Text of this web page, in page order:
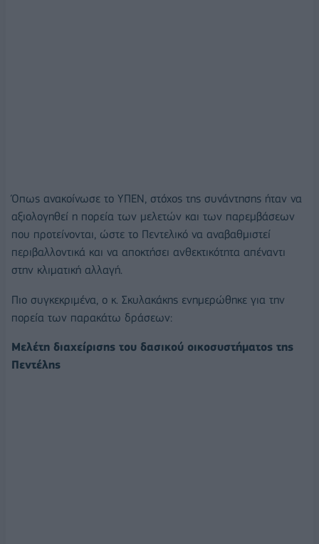
Όπως ανακοίνωσε το ΥΠΕΝ, στόχος της συνάντησης ήταν να
αξιολογηθεί η πορεία των μελετών και των παρεμβάσεων
που προτείνονται, ώστε το Πεντελικό να αναβαθμιστεί
περιβαλλοντικά και να αποκτήσει ανθεκτικότητα απέναντι
στην κλιματική αλλαγή.
Πιο συγκεκριμένα, ο κ. Σκυλακάκης ενημερώθηκε για την
πορεία των παρακάτω δράσεων:
Μελέτη διαχείρισης του δασικού οικοσυστήματος της
Πεντέλης